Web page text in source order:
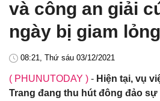
và công an giải
ngày bị giam
08:21, Thứ sáu 03/12/2021
( PHUNUTODAY ) - Hiện tại, vụ
Trang đang thu hút đông đảo